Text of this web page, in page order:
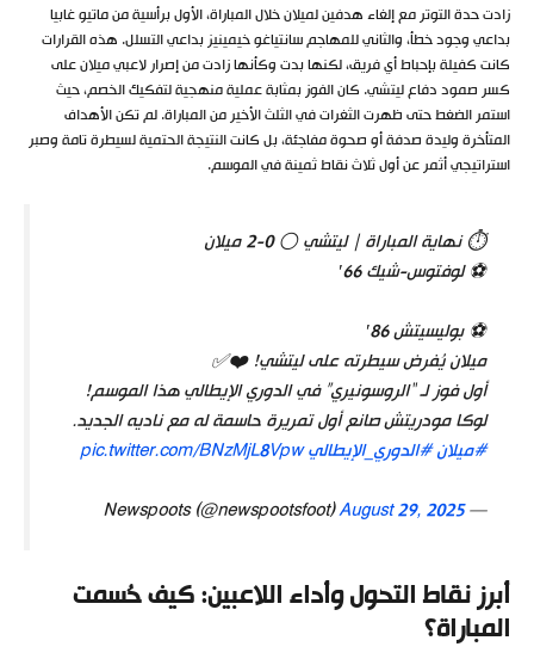
زادت حدة التوتر مع إلغاء هدفين لميلان خلال المباراة، الأول برأسية من ماتيو غابيا
بداعي وجود خطأ، والثاني للمهاجم سانتياغو خيمينيز بداعي التسلل. هذه القرارات
كانت كفيلة بإحباط أي فريق، لكنها بدت وكأنها زادت من إصرار لاعبي ميلان على
كسر صمود دفاع ليتشي. كان الفوز بمثابة عملية منهجية لتفكيك الخصم، حيث
استمر الضغط حتى ظهرت الثغرات في الثلث الأخير من المباراة. لم تكن الأهداف
المتأخرة وليدة صدفة أو صحوة مفاجئة، بل كانت النتيجة الحتمية لسيطرة تامة وصبر
استراتيجي أثمر عن أول ثلاث نقاط ثمينة في الموسم.
⏱️ نهاية المباراة | ليتشي ⚪ 0-2 ميلان
⚽ لوفتوس-شيك 66′
⚽ بوليسيتش 86′
ميلان يُفرض سيطرته على ليتشي! ❤️✅
أول فوز لـ “الروسونيري” في الدوري الإيطالي هذا الموسم!
لوكا مودريتش صانع أول تمريرة حاسمة له مع ناديه الجديد.
#ميلان#الدوري_الإيطاليpic.twitter.com/BNzMjL8Vpw
— Newspoots (@newspootsfoot)
August 29, 2025
أبرز نقاط التحول وأداء اللاعبين: كيف حُسمت
المباراة؟